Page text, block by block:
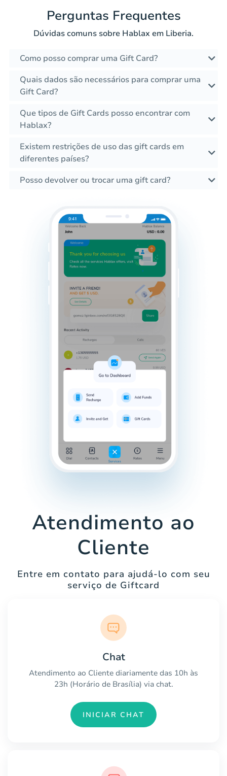
Perguntas Frequentes
Dúvidas comuns sobre Hablax em Liberia.
Como posso comprar uma Gift Card?
Quais dados são necessários para comprar uma
Gift Card?
Que tipos de Gift Cards posso encontrar com
Hablax?
Existem restrições de uso das gift cards em
diferentes países?
Posso devolver ou trocar uma gift card?
Atendimento ao
Cliente
Entre em contato para ajudá-lo com seu
serviço de Giftcard
Chat
Atendimento ao Cliente diariamente das 10h às
23h (Horário de Brasília) via chat.
INICIAR CHAT